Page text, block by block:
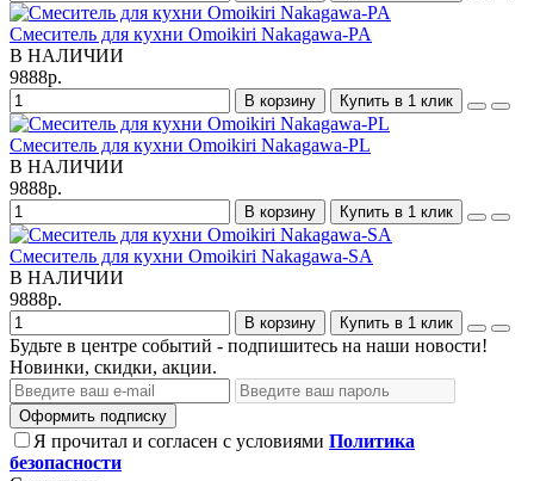
Смеситель для кухни Omoikiri Nakagawa-PA
В НАЛИЧИИ
9888р.
В корзину Купить в 1 клик
Смеситель для кухни Omoikiri Nakagawa-PL
В НАЛИЧИИ
9888р.
В корзину Купить в 1 клик
Смеситель для кухни Omoikiri Nakagawa-SA
В НАЛИЧИИ
9888р.
В корзину Купить в 1 клик
Будьте в центре событий - подпишитесь на наши новости!
Новинки, скидки, акции.
Оформить подписку
Я прочитал и согласен с условиями Политика
безопасности